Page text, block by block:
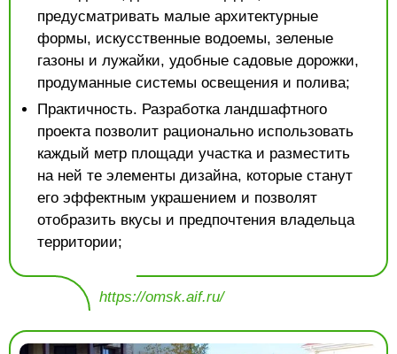
предусматривать малые архитектурные
формы, искусственные водоемы, зеленые
газоны и лужайки, удобные садовые дорожки,
продуманные системы освещения и полива;
Практичность. Разработка ландшафтного
проекта позволит рационально использовать
каждый метр площади участка и разместить
на ней те элементы дизайна, которые станут
его эффектным украшением и позволят
отобразить вкусы и предпочтения владельца
территории;
https://omsk.aif.ru/